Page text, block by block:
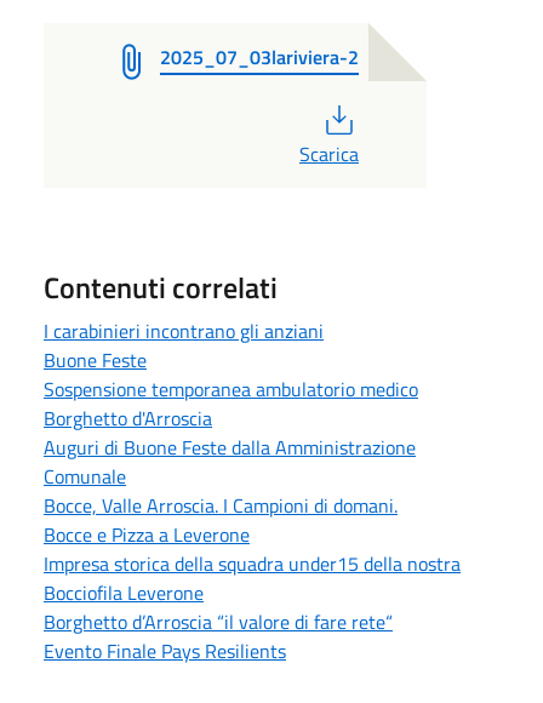
2025_07_03lariviera-2
Scarica
Contenuti correlati
I carabinieri incontrano gli anziani
Buone Feste
Sospensione temporanea ambulatorio medico
Borghetto d'Arroscia
Auguri di Buone Feste dalla Amministrazione
Comunale
Bocce, Valle Arroscia. I Campioni di domani.
Bocce e Pizza a Leverone
Impresa storica della squadra under15 della nostra
Bocciofila Leverone
Borghetto d’Arroscia “il valore di fare rete“
Evento Finale Pays Resilients